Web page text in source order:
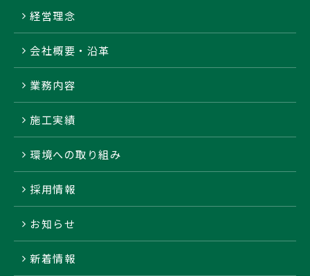
経営理念
会社概要・沿革
業務内容
施工実績
環境への取り組み
採用情報
お知らせ
新着情報